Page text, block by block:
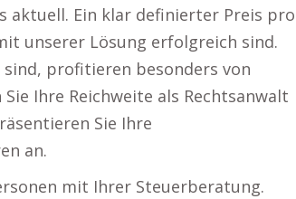
aktuell. Ein klar definierter Preis pro
unserer Lösung erfolgreich sind.
sind, profitieren besonders von
Ihre Reichweite als Rechtsanwalt
Sie Ihre
an.
mit Ihrer Steuerberatung.